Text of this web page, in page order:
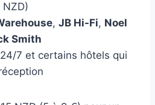
, JB Hi-Fi, Noel
Smith
7 et certains hôtels qui